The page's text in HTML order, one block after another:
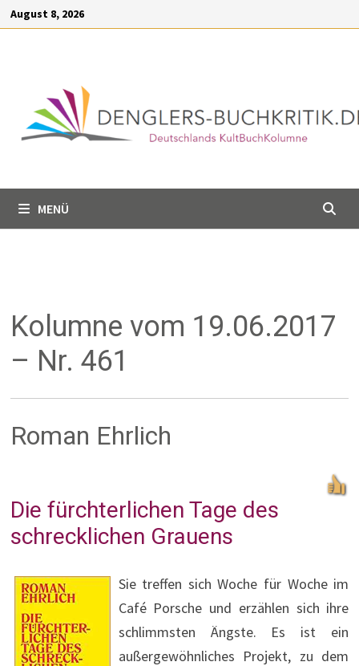
springen
August 8, 2026
MENÜ
Kolumne vom 19.06.2017
– Nr. 461
Roman Ehrlich
Die fürchterlichen Tage des
schrecklichen Grauens
Sie treffen sich Woche für Woche im
Café Porsche und erzählen sich ihre
schlimmsten Ängste. Es ist ein
außergewöhnliches Projekt, zu dem